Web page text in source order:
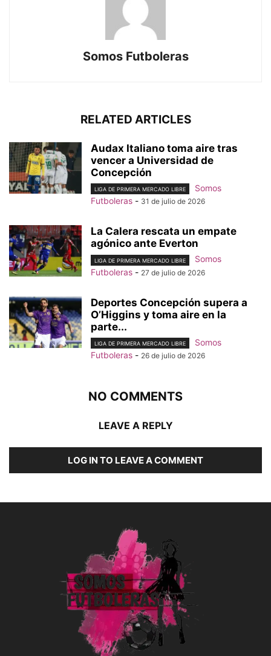
Somos Futboleras
RELATED ARTICLES
Audax Italiano toma aire tras
vencer a Universidad de
Concepción
LIGA DE PRIMERA MERCADO LIBRE
Somos
Futboleras - 31 de julio de 2026
La Calera rescata un empate
agónico ante Everton
LIGA DE PRIMERA MERCADO LIBRE
Somos
Futboleras - 27 de julio de 2026
Deportes Concepción supera a
O’Higgins y toma aire en la
parte...
LIGA DE PRIMERA MERCADO LIBRE
Somos
Futboleras - 26 de julio de 2026
NO COMMENTS
LEAVE A REPLY
LOG IN TO LEAVE A COMMENT